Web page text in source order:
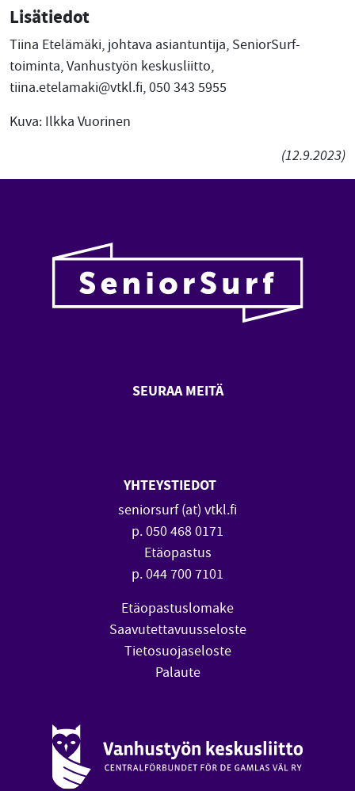
Lisätiedot
Tiina Etelämäki, johtava asiantuntija, SeniorSurf-
toiminta, Vanhustyön keskusliitto,
tiina.etelamaki@vtkl.fi, 050 343 5955
Kuva: Ilkka Vuorinen
(12.9.2023)
SEURAA MEITÄ
YHTEYSTIEDOT
seniorsurf (at) vtkl.fi
p. 050 468 0171
Etäopastus
p. 044 700 7101
Etäopastuslomake
Saavutettavuusseloste
Tietosuojaseloste
Palaute